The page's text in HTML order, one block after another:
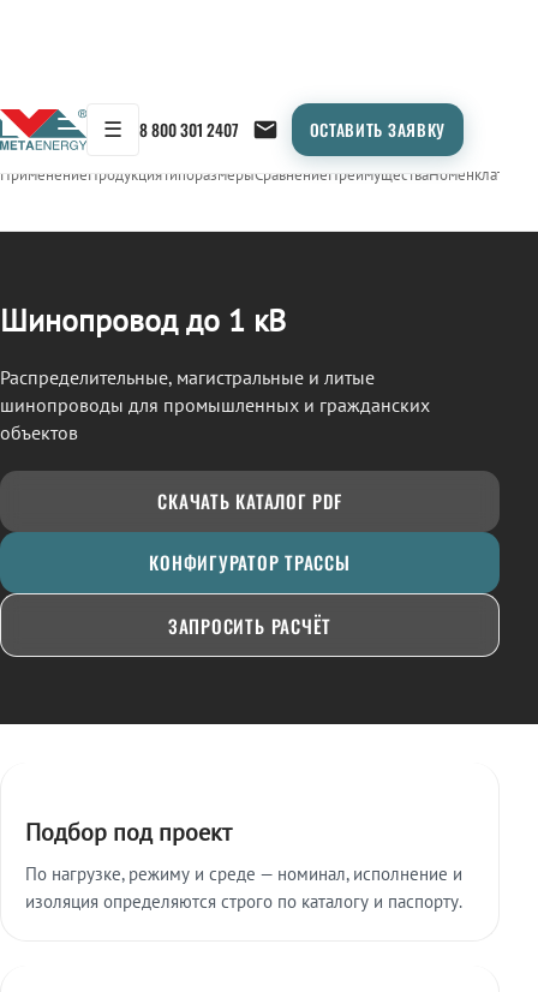
☰ 8 800 301 2407 ОСТАВИТЬ ЗАЯВКУ
← Продукция/ШИНОПРОВОД
ПрименениеПродукцияТипоразмерыСравнениеПреимуществаНоменклатура
Шинопровод до 1 кВ
Распределительные, магистральные и литые
шинопроводы для промышленных и гражданских
объектов
СКАЧАТЬ КАТАЛОГ PDF
КОНФИГУРАТОР ТРАССЫ
ЗАПРОСИТЬ РАСЧЁТ
Подбор под проект
По нагрузке, режиму и среде — номинал, исполнение и
изоляция определяются строго по каталогу и паспорту.